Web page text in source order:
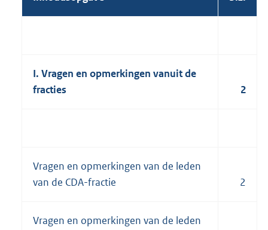
I. Vragen en opmerkingen vanuit de
fracties
2
Vragen en opmerkingen van de leden
van de CDA-fractie
2
Vragen en opmerkingen van de leden